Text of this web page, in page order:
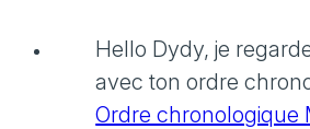
Hello Dydy, je
avec ton ordre
Ordre chronologique